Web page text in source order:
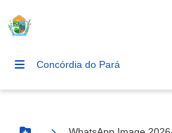
Concórdia do Pará